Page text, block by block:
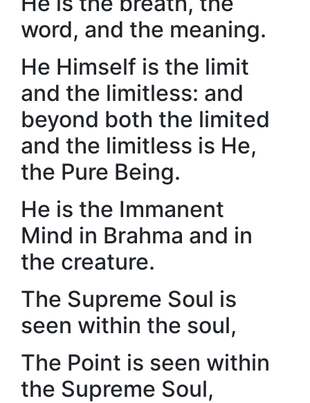
word, and the meaning.
He Himself is the limit
and the limitless: and
beyond both the limited
and the limitless is He,
the Pure Being.
He is the Immanent
Mind in Brahma and in
the creature.
The Supreme Soul is
seen within the soul,
The Point is seen within
the Supreme Soul,